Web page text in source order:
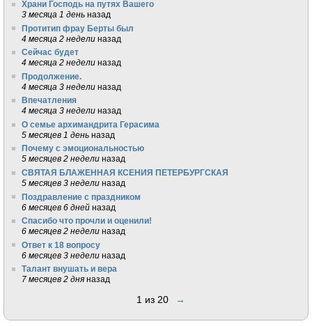
Храни Господь на путях Вашего
3 месяца 1 день назад
Протитип фрау Берты был
4 месяца 2 недели назад
Сейчас будет
4 месяца 2 недели назад
Продолжение.
4 месяца 3 недели назад
Впечатления
4 месяца 3 недели назад
О семье архимандрита Герасима
5 месяцев 1 день назад
Почему с эмоциональностью
5 месяцев 2 недели назад
СВЯТАЯ БЛАЖЕННАЯ КСЕНИЯ ПЕТЕРБУРГСКАЯ
5 месяцев 3 недели назад
Поздравление с праздником
6 месяцев 6 дней назад
Спасибо что прочли и оценили!
6 месяцев 2 недели назад
Ответ к 18 вопросу
6 месяцев 3 недели назад
Талант внушать и вера
7 месяцев 2 дня назад
1 из 20 →